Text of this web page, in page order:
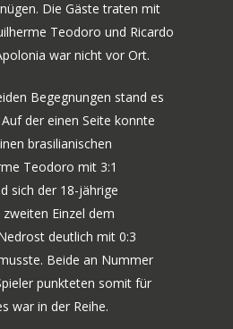
Die Gäste traten mit
Teodoro und Ricardo
war nicht vor Ort.
Begegnungen stand es
der einen Seite konnte
brasilianischen
Teodoro mit 3:1
sich der 18-jährige
Einzel dem
deutlich mit 0:3
Beide an Nummer
punkteten somit für
war in der Reihe.
70 JAHRE TTF
JUBILÄUMS-
BILDERGALERIE
HISTORIE
NEWS
SPIELE
MANNSCHAFT